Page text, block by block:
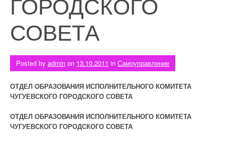
ГОРОДСКОГО
СОВЕТА
Posted by admin on 13.10.2011 in Самоуправление
ОТДЕЛ ОБРАЗОВАНИЯ ИСПОЛНИТЕЛЬНОГО КОМИТЕТА
ЧУГУЕВСКОГО ГОРОДСКОГО СОВЕТА
ОТДЕЛ ОБРАЗОВАНИЯ ИСПОЛНИТЕЛЬНОГО КОМИТЕТА
ЧУГУЕВСКОГО ГОРОДСКОГО СОВЕТА